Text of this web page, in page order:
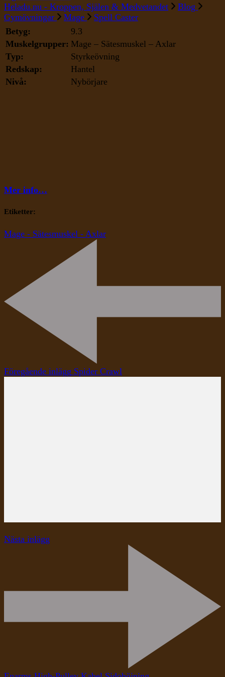
Spell
Caster
Heladu.nu - Kroppen, Själen & Medvetandet
Blog
Gymövningar
Mage
Spell Caster
Betyg:
9.3
Muskelgrupper: Mage – Sätesmuskel – Axlar
Typ:
Styrkeövning
Redskap:
Hantel
Nivå:
Nybörjare
Mer info…
Etiketter:
Mage - Sätesmuskel - Axlar
Inläggsnavigering
Föregående inlägg Spider Crawl
Nästa inlägg